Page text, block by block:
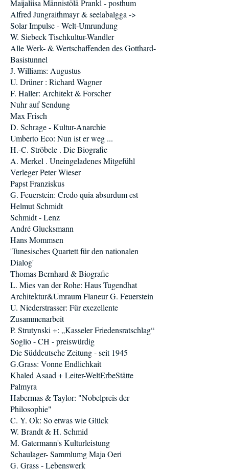
Maijaliisa Männistölä Prankl - posthum
Alfred Jungraithmayr & seelabalgga ->
Solar Impulse - Welt-Umrundung
W. Siebeck Tischkultur-Wandler
Alle Werk- & Wertschaffenden des Gotthard-
Basistunnel
J. Williams: Augustus
U. Drüner : Richard Wagner
F. Haller: Architekt & Forscher
Nuhr auf Sendung
Max Frisch
D. Schrage - Kultur-Anarchie
Umberto Eco: Nun ist er weg ...
H.-C. Ströbele . Die Biografie
A. Merkel . Uneingeladenes Mitgefühl
Verleger Peter Wieser
Papst Franziskus
G. Feuerstein: Credo quia absurdum est
Helmut Schmidt
Schmidt - Lenz
André Glucksmann
Hans Mommsen
'Tunesisches Quartett für den nationalen
Dialog'
Thomas Bernhard & Biografie
L. Mies van der Rohe: Haus Tugendhat
Architektur&Umraum Flaneur G. Feuerstein
U. Niederstrasser: Für exezellente
Zusammenarbeit
P. Strutynski +: „Kasseler Friedensratschlag“
Soglio - CH - preiswürdig
Die Süddeutsche Zeitung - seit 1945
G.Grass: Vonne Endlichkait
Khaled Asaad + Leiter-WeltErbeStätte
Palmyra
Habermas & Taylor: "Nobelpreis der
Philosophie"
C. Y. Ok: So etwas wie Glück
W. Brandt & H. Schmid
M. Gatermann's Kulturleistung
Schaulager- Sammlumg Maja Oeri
G. Grass - Lebenswerk